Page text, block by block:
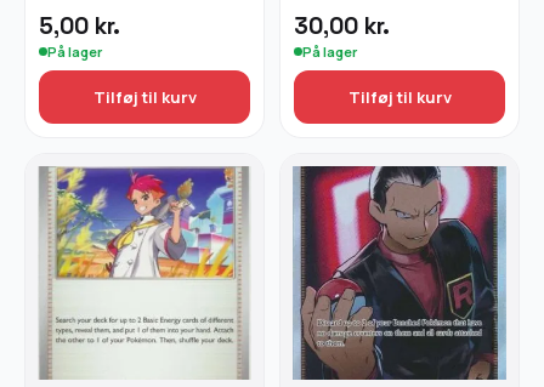
5,00 kr.
På lager
Tilføj til kurv
30,00 kr.
På lager
Tilføj til kurv